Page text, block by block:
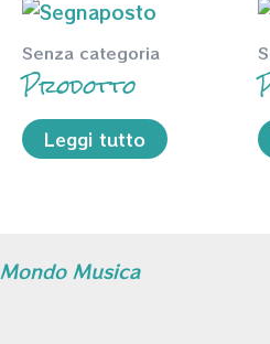
Senza categoria
Prodotto
Leggi tutto
Mondo Musica